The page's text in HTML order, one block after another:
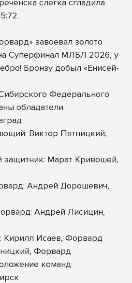
слегка сгладила
завоевал золото
Суперфинал МЛБЛ 2026, у
Бронзу добыл «Енисей-
Федерального
обладатели
Виктор Пятницкий,
Марат Кривошей,
Андрей Дорошевич,
Андрей Лисицин,
Кирилл Исаев, Форвард
Форвард
команд